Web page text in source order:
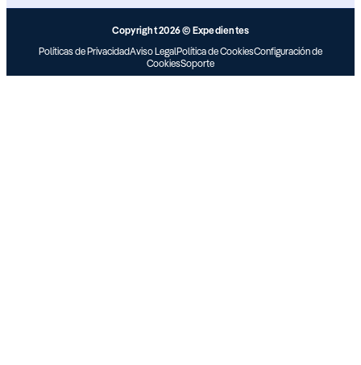
Copyright 2026 © Expedientes
Políticas de PrivacidadAviso LegalPolítica de CookiesConfiguración de
CookiesSoporte